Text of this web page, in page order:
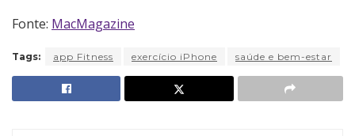
Fonte: MacMagazine
Tags: app Fitness exercício iPhone saúde e bem-estar